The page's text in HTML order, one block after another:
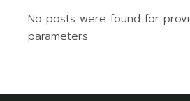
No posts were found for
parameters.